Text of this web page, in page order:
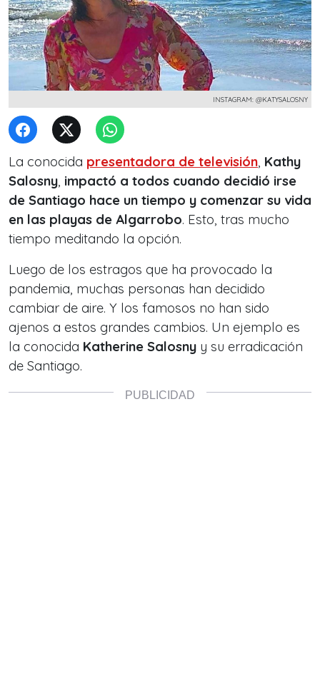
INSTAGRAM: @KATYSALOSNY
La conocida presentadora de televisión, Kathy
Salosny, impactó a todos cuando decidió irse
de Santiago hace un tiempo y comenzar su vida
en las playas de Algarrobo. Esto, tras mucho
tiempo meditando la opción.
Luego de los estragos que ha provocado la
pandemia, muchas personas han decidido
cambiar de aire. Y los famosos no han sido
ajenos a estos grandes cambios. Un ejemplo es
la conocida Katherine Salosny y su erradicación
de Santiago.